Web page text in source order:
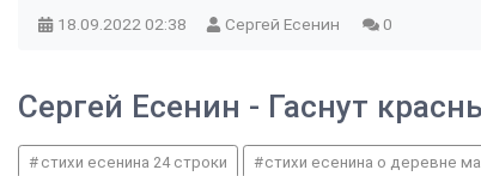
18.09.2022 02:38 Сергей Есенин 0
Сергей Есенин - Гаснут
стихи есенина 24 строки стихи есенина о деревне